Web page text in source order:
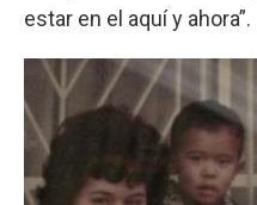
estar en el aquí y ahora”.